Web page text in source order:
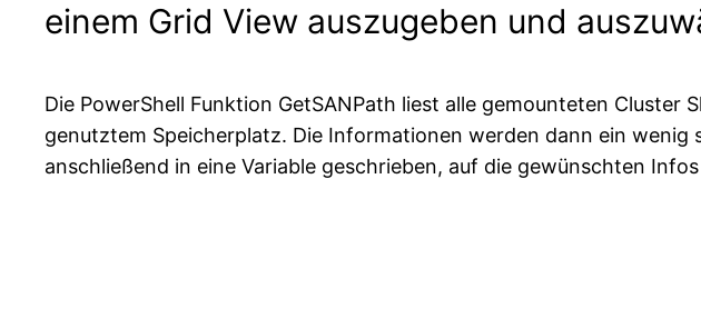
einem Grid View auszugeben und
Die PowerShell Funktion GetSANPath liest alle gemounteten
genutztem Speicherplatz. Die Informationen werden dann ein
anschließend in eine Variable geschrieben, auf die gewünschten